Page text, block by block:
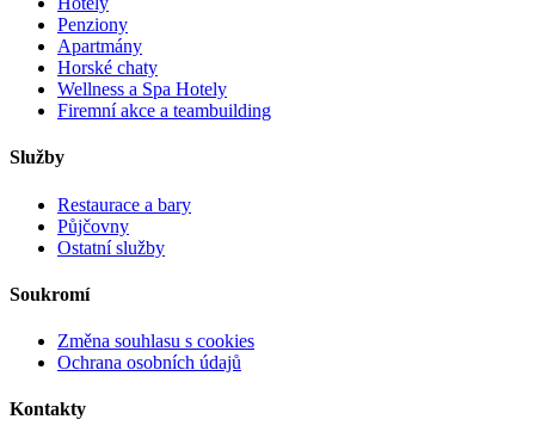
Penziony
Apartmány
Horské chaty
Wellness a Spa Hotely
Firemní akce a teambuilding
Služby
Restaurace a bary
Půjčovny
Ostatní služby
Soukromí
Změna souhlasu s cookies
Ochrana osobních údajů
Kontakty